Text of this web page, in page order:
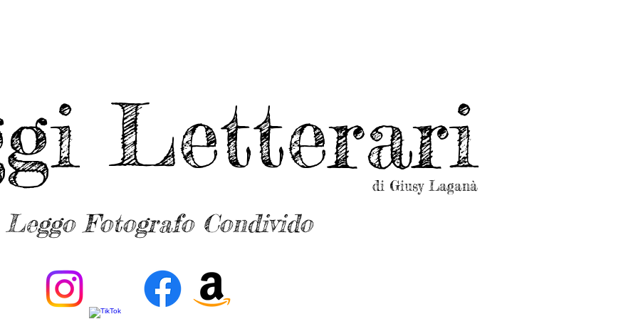
Letterari
di Giusy Laganà
Leggo Fotografo Condivido